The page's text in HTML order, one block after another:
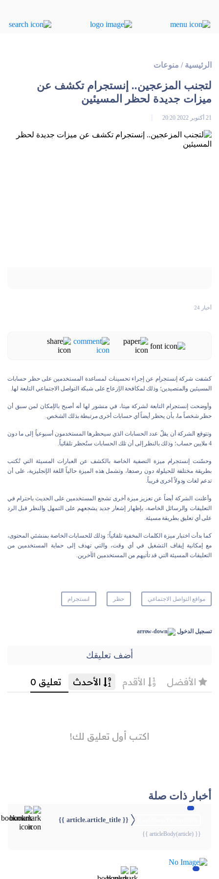
الرئيسية / منوعات
لتجنب المزعجين.. إنستجرام تكشف عن
ميزات جديدة لحظر المسيئين
21 أكتوبر 2022 20:20
أخبار 24
كشفت شركة إنستجرام عن إجراء تحسينات لمساعدة المستخدمين على حظر حسابات
المسيئين والمتصيدين؛ وذلك لمكافحة الإزعاج على شبكة التواصل الاجتماعي التابعة لها.
وأوضحت إنستجرام التابعة لشركة ميتا، في منشور لها أنه أصبح بالإمكان لمن سبق أن
حظر شخصاً ما، بأن يحظر أيضاً أي حسابات أخرى مرتبطة بذلك الشخص.
وتتوقع الشركة أن يقلّ عدد الحسابات الذي سيحظرها المستخدمون أسبوعياً إلى ما دون
4 ملايين حساب؛ وذلك بالنظر إلى أن تلك الحسابات ستُحظر تلقائياً.
وحسّنت إنستجرام ميزة التصفية الخاصة بالكشف عن العبارات المسيئة التي تُكتب
بطريقة مختلفة للحيلولة دون رصدها، وتشمل هذه الميزة حالياً اللغة الإنجليزية، على أن
تدعم لغات ودولاً أخرى قريباً.
وأعلنت الشركة أيضاً عن تعزيز ميزة أخرى تشجع المستخدمين على الحديث باحترام في
التعليقات والرسائل الخاصة، بإظهار إشعار جديد يشجعهم على التمهل والنظر قبل الرد
على أي تعليق بطريقة مسيئة.
كما بدأت اختبار ميزة الكلمات المخفية تلقائياً؛ وذلك للحسابات الخاصة بمنشئي المحتوى،
مع إمكانية إيقاف التشغيل في أي وقت، والتي تهدف إلى حماية المستخدمين من
التعليقات المسيئة التي قد تأتيهم من المستخدمين الآخرين.
مواقع التواصل الاجتماعي حظر انستجرام
تسجيل الدخول
أضف تعليقك
أخبار ذات صلة
{{ article.article_title }}
{{ articleBody(article) }}